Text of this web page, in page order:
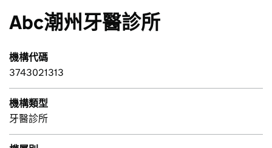
Abc潮州牙醫診所
機構代碼
3743021313
機構類型
牙醫診所